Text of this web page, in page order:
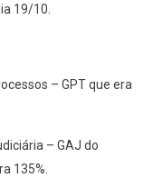
19/10.
– GPT que era
– GAJ do
135%.